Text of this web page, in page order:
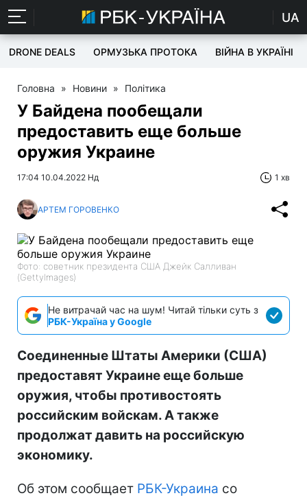
UA
DRONE DEALS ОРМУЗЬКА ПРОТОКА ВІЙНА В УКРАЇНІ
Головна » Новини » Політика
У Байдена пообещали
предоставить еще больше
оружия Украине
17:04 10.04.2022 Нд 1 хв
АРТЕМ ГОРОВЕНКО
Фото: советник президента США Джейк Салливан
(GettyImages)
Не витрачай час на шум! Читай тільки суть з
РБК-Україна у Google
Соединенные Штаты Америки (США)
предоставят Украине еще больше
оружия, чтобы противостоять
российским войскам. А также
продолжат давить на российскую
экономику.
Об этом сообщает РБК-Украина со